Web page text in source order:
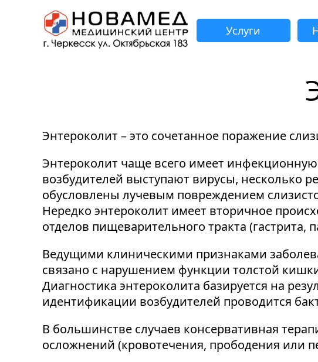
Услуги
Задать
Я
об
Энтероколит – это сочетанное поражение
Энтероколит чаще всего имеет
возбудителей выступают вирусы, несколько
обусловлены лучевым повреждением
Нередко энтероколит имеет вторичное
отделов пищеварительного тракта (гастрита,
Ведущими клиническими признаками
связано с нарушением функции толстой
Диагностика энтероколита базируется на
идентификации возбудителей проводится
В большинстве случаев консервативная
осложнений (кровотечения, прободения или